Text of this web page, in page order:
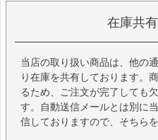
在庫共
当店の取り扱い商品は、他の
り在庫を共有しております。
るため、ご注文が完了しても
す。自動送信メールとは別に
信しておりますので、そちら